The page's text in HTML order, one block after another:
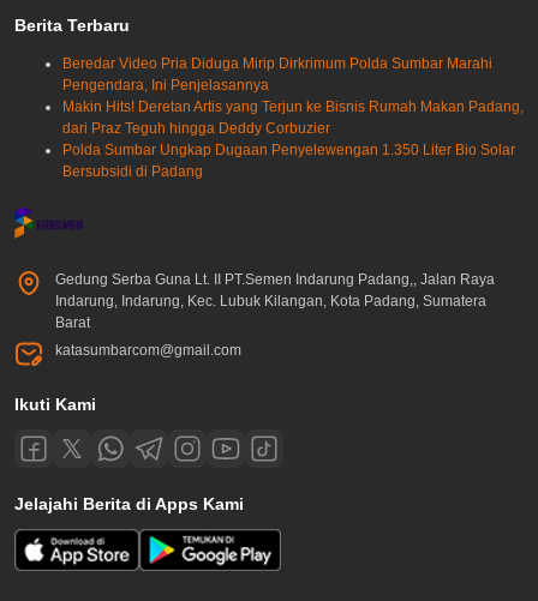
Berita Terbaru
Beredar Video Pria Diduga Mirip Dirkrimum Polda Sumbar Marahi
Pengendara, Ini Penjelasannya
Makin Hits! Deretan Artis yang Terjun ke Bisnis Rumah Makan Padang,
dari Praz Teguh hingga Deddy Corbuzier
Polda Sumbar Ungkap Dugaan Penyelewengan 1.350 Liter Bio Solar
Bersubsidi di Padang
Gedung Serba Guna Lt. II PT.Semen Indarung Padang,, Jalan Raya
Indarung, Indarung, Kec. Lubuk Kilangan, Kota Padang, Sumatera
Barat
katasumbarcom@gmail.com
Ikuti Kami
Jelajahi Berita di Apps Kami